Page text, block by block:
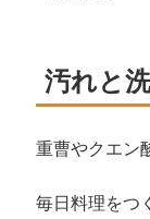
汚れと
重曹やクエン
毎日料理をつ